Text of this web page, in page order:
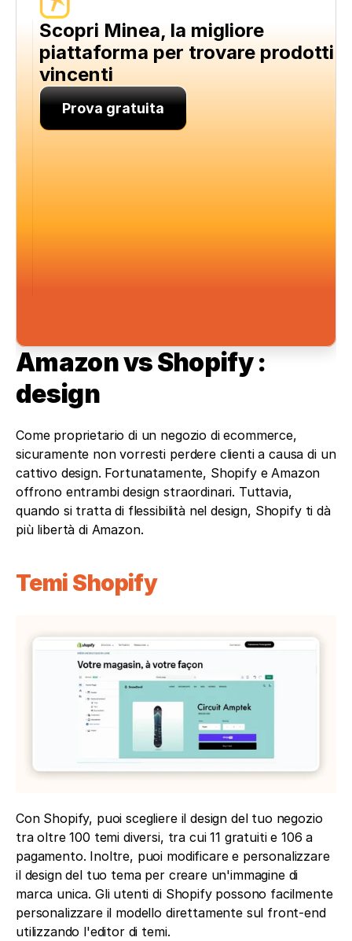
Scopri Minea, la migliore
piattaforma per trovare prodotti
vincenti
Prova gratuita
Amazon vs Shopify :
design
Come proprietario di un negozio di ecommerce,
sicuramente non vorresti perdere clienti a causa di un
cattivo design. Fortunatamente, Shopify e Amazon
offrono entrambi design straordinari. Tuttavia,
quando si tratta di flessibilità nel design, Shopify ti dà
più libertà di Amazon.
Temi Shopify
Con Shopify, puoi scegliere il design del tuo negozio
tra oltre 100 temi diversi, tra cui 11 gratuiti e 106 a
pagamento. Inoltre, puoi modificare e personalizzare
il design del tuo tema per creare un'immagine di
marca unica. Gli utenti di Shopify possono facilmente
personalizzare il modello direttamente sul front-end
utilizzando l'editor di temi.